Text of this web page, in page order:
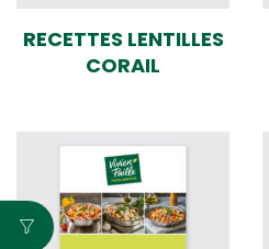
RECETTES LENTILLES
CORAIL